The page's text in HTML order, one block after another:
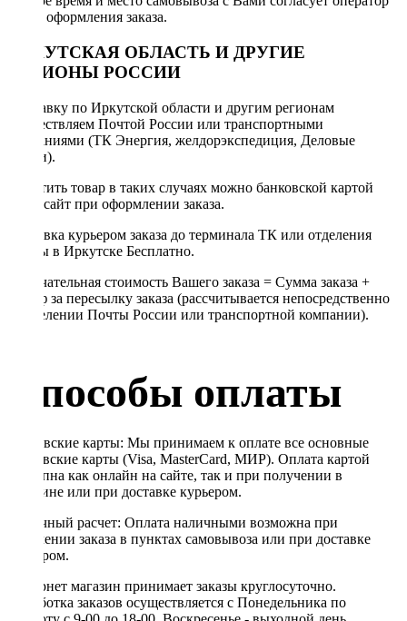
после оформления заказа.
ИРКУТСКАЯ ОБЛАСТЬ И ДРУГИЕ
РЕГИОНЫ РОССИИ
Отправку по Иркутской области и другим регионам
осуществляем Почтой России или транспортными
компаниями (ТК Энергия, желдорэкспедиция, Деловые
линии).
Оплатить товар в таких случаях можно банковской картой
через сайт при оформлении заказа.
Доставка курьером заказа до терминала ТК или отделения
Почты в Иркутске Бесплатно.
Окончательная стоимость Вашего заказа = Сумма заказа +
Тариф за пересылку заказа (рассчитывается непосредственно
в отделении Почты России или транспортной компании).
Способы оплаты
Банковские карты: Мы принимаем к оплате все основные
банковские карты (Visa, MasterCard, МИР). Оплата картой
доступна как онлайн на сайте, так и при получении в
магазине или при доставке курьером.
Наличный расчет: Оплата наличными возможна при
получении заказа в пунктах самовывоза или при доставке
курьером.
Интернет магазин принимает заказы круглосуточно.
Обработка заказов осуществляется с Понедельника по